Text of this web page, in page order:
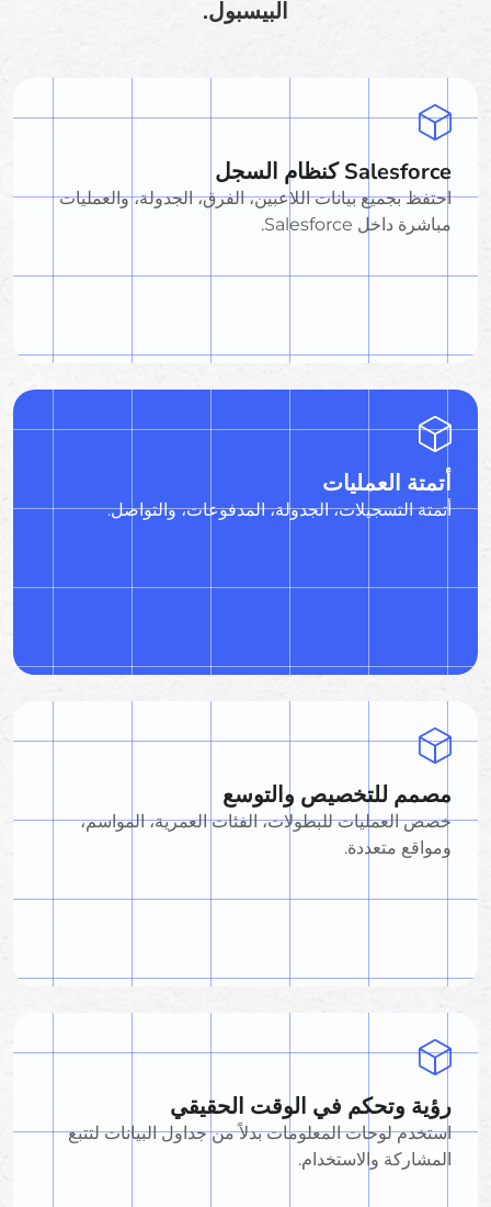
البيسبول.
Salesforce كنظام السجل
احتفظ بجميع بيانات اللاعبين، الفرق، الجدولة، والعمليات
مباشرة داخل Salesforce.
أتمتة العمليات
أتمتة التسجيلات، الجدولة، المدفوعات، والتواصل.
مصمم للتخصيص والتوسع
خصص العمليات للبطولات، الفئات العمرية، المواسم،
ومواقع متعددة.
رؤية وتحكم في الوقت الحقيقي
استخدم لوحات المعلومات بدلاً من جداول البيانات لتتبع
المشاركة والاستخدام.